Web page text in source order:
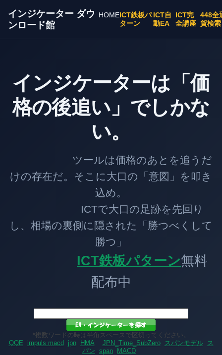
インジケーター ダウ
ンロード館
HOMEICT鉄板パ
ターン
ICT自
動EA
ICT完
全講座
448全
貨検索
インジケーターは「価
格の後追い」でしかな
い。
ツールは価格のあとを追うだ
けの存在だ。そこに大口の「意図」を叩き
込め。
ICTで大口の足跡を先回り
し、相場の裏側に隠された「勝つべくして
勝つ」
ICT鉄板パターン無料
配布中
*複数ワードの時は半角スペースで区切ってください。
QQE
impuls macd jpn HMA JPN_Time_SubZero スパンモデル
ス
パン span MACD